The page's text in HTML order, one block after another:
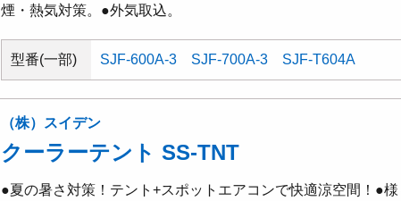
煙・熱気対策。●外気取込。
型番(一部) SJF-600A-3 SJF-700A-3 SJF-T604A
（株）スイデン
クーラーテント SS-TNT
●夏の暑さ対策！テント+スポットエアコンで快適涼空間！●